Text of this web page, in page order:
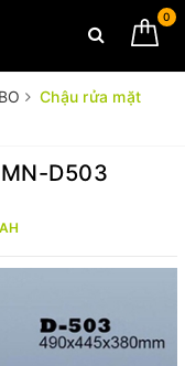
0
Chậu rửa mặt
D503